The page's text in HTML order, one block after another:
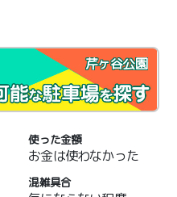
芹ヶ谷公園
使った金額
お金は使わなかった
混雑具合